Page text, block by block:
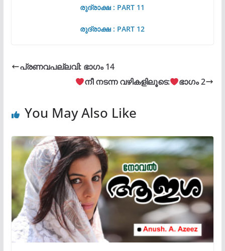
രുദ്രാക്ഷ : PART 11
രുദ്രാക്ഷ : PART 12
പ്രണവപല്ലവി: ഭാഗം 14
നീ നടന്ന വഴികളിലൂടെ:
ഭാഗം 2
You May Also Like